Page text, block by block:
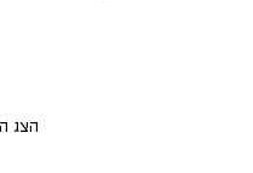
הצג